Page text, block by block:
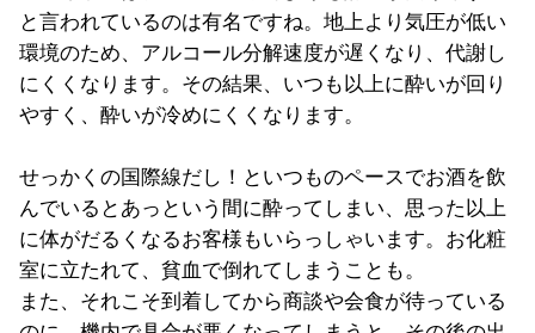
と言われているのは有名ですね。地上より気圧が低い
環境のため、アルコール分解速度が遅くなり、代謝し
にくくなります。その結果、いつも以上に酔いが回り
やすく、酔いが冷めにくくなります。
せっかくの国際線だし！といつものペースでお酒を飲
んでいるとあっという間に酔ってしまい、思った以上
に体がだるくなるお客様もいらっしゃいます。お化粧
室に立たれて、貧血で倒れてしまうことも。
また、それこそ到着してから商談や会食が待っている